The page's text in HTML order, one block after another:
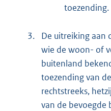
toezending.
3.
De uitreiking aan
wie de woon- of
buitenland
toezending van
rechtstreeks,
van de